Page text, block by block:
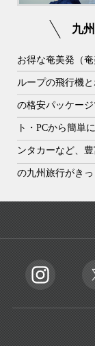
九
お得な奄美発（
ループの飛行機
の格安パッケー
ト・PCから簡単
ンタカーなど、
の九州旅行がきっ